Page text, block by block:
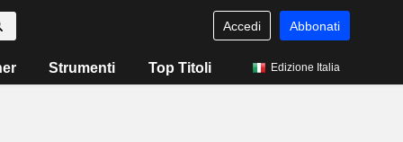
Accedi Abbonati
Strumenti Top Titoli Edizione Italia